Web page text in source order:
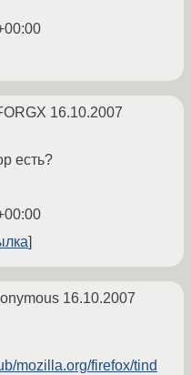
16.10.2007
есть?
16.10.2007
mozilla.org/firefox/tind